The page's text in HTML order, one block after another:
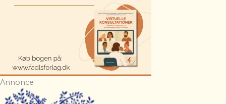
Annonce